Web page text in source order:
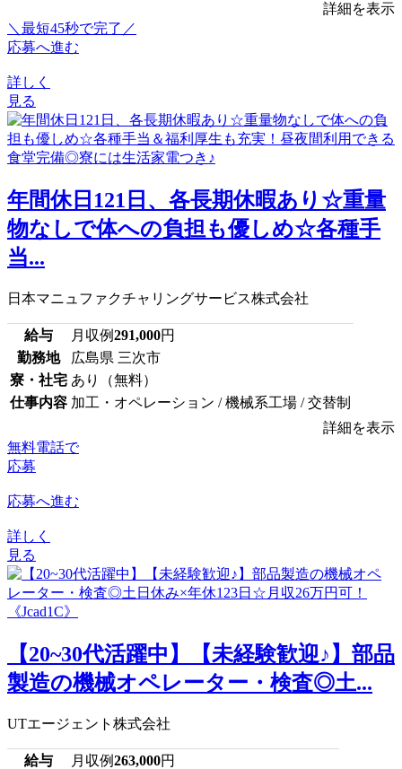
詳細を表示
＼最短45秒で完了／
応募へ進む
詳しく
見る
年間休日121日、各長期休暇あり☆重量
物なしで体への負担も優しめ☆各種手
当...
日本マニュファクチャリングサービス株式会社
給与 月収例291,000円
勤務地
広島県 三次市
寮・社宅 あり（無料）
仕事内容 加工・オペレーション / 機械系工場 / 交替制
詳細を表示
無料電話で
応募
応募へ進む
詳しく
見る
【20~30代活躍中】【未経験歓迎♪】部品
製造の機械オペレーター・検査◎土...
UTエージェント株式会社
給与 月収例263,000円